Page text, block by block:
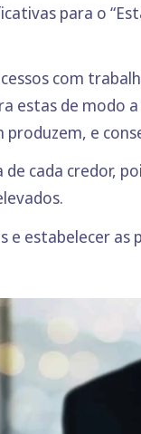
para o
com
estas de modo
produzem, e
cada credor,
e estabelecer as